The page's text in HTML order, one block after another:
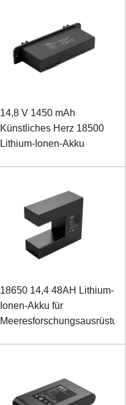
14,8 V 1450 mAh
Künstliches Herz 18500
Lithium-Ionen-Akku
18650 14,4 48AH Lithium-
Ionen-Akku für